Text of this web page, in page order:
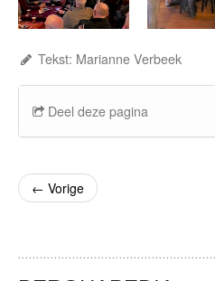
Tekst: Marianne Verbeek
Deel deze pagina
← Vorige